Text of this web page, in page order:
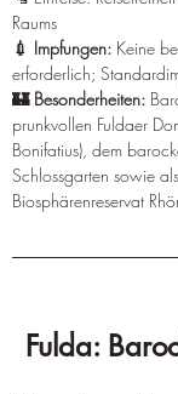
Raums
💉 Impfungen: Keine
erforderlich;
🏰 Besonderheiten:
prunkvollen Fuldaer
Bonifatius), dem
Schlossgarten sowie
Biosphärenreservat
Fulda: